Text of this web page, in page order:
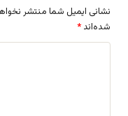
نشانی ایمیل شما منتشر
شده‌اند *